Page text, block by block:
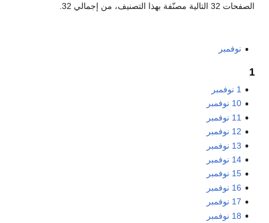
الصفحات 32 التالية مصنّفة بهذا التصنيف، من إجمالي 32.
نوفمبر
1
1 نوفمبر
10 نوفمبر
11 نوفمبر
12 نوفمبر
13 نوفمبر
14 نوفمبر
15 نوفمبر
16 نوفمبر
17 نوفمبر
18 نوفمبر